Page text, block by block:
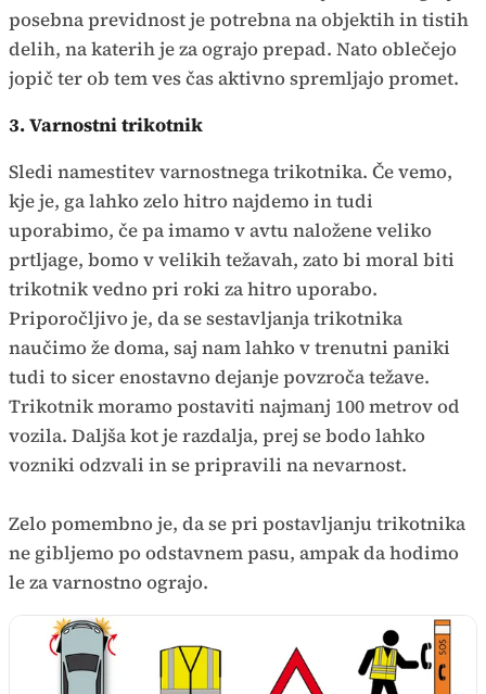
posebna previdnost je potrebna na objektih in tistih
delih, na katerih je za ograjo prepad. Nato oblečejo
jopič ter ob tem ves čas aktivno spremljajo promet.
3. Varnostni trikotnik
Sledi namestitev varnostnega trikotnika. Če vemo,
kje je, ga lahko zelo hitro najdemo in tudi
uporabimo, če pa imamo v avtu naložene veliko
prtljage, bomo v velikih težavah, zato bi moral biti
trikotnik vedno pri roki za hitro uporabo.
Priporočljivo je, da se sestavljanja trikotnika
naučimo že doma, saj nam lahko v trenutni paniki
tudi to sicer enostavno dejanje povzroča težave.
Trikotnik moramo postaviti najmanj 100 metrov od
vozila. Daljša kot je razdalja, prej se bodo lahko
vozniki odzvali in se pripravili na nevarnost.
Zelo pomembno je, da se pri postavljanju trikotnika
ne gibljemo po odstavnem pasu, ampak da hodimo
le za varnostno ograjo.